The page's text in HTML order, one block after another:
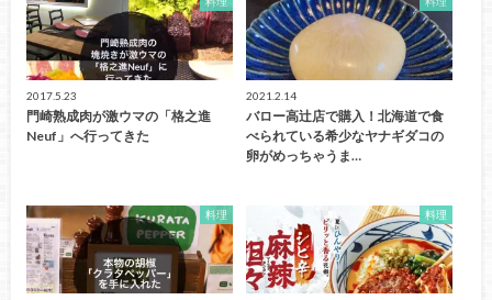
2017.5.23
門崎熟成肉が激ウマの「格之進
Neuf」へ行ってきた
2021.2.14
バロー高辻店で購入！北海道で食
べられている希少なヤナギダコの
卵がめっちゃうま…
料理 料理